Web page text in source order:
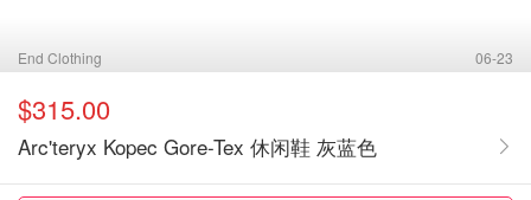
End Clothing 06-23
$315.00
Arc'teryx Kopec Gore-Tex 休闲鞋 灰蓝色